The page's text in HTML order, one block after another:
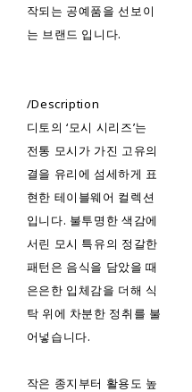
작되는 공예품을 선보이
는 브랜드 입니다.
/Description
디토의 ‘모시 시리즈’는
전통 모시가 가진 고유의
결을 유리에 섬세하게 표
현한 테이블웨어 컬렉션
입니다. 불투명한 색감에
서린 모시 특유의 정갈한
패턴은 음식을 담았을 때
은은한 입체감을 더해 식
탁 위에 차분한 정취를 불
어넣습니다.
작은 종지부터 활용도 높